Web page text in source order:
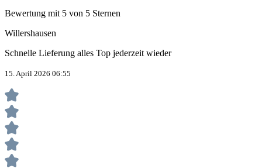
Bewertung mit 5 von 5 Sternen
Willershausen
Schnelle Lieferung alles Top jederzeit wieder
15. April 2026 06:55